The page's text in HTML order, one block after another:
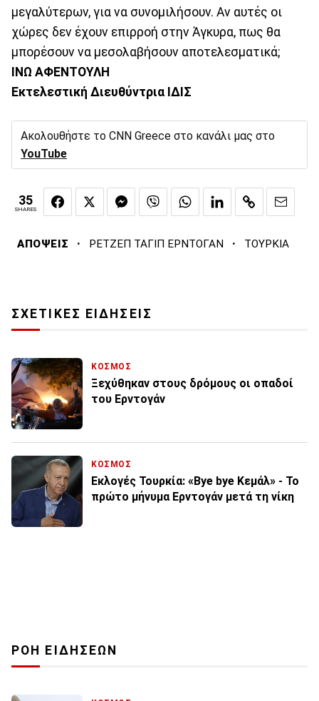
μεγαλύτερων, για να συνομιλήσουν. Αν αυτές οι
χώρες δεν έχουν επιρροή στην Άγκυρα, πως θα
μπορέσουν να μεσολαβήσουν αποτελεσματικά;
ΙΝΩ ΑΦΕΝΤΟΥΛΗ
Εκτελεστική Διευθύντρια ΙΔΙΣ
Ακολουθήστε το CNN Greece στο κανάλι μας στο
YouTube
35
SHARES
ΑΠΟΨΕΙΣ · ΡΕΤΖΕΠ ΤΑΓΙΠ ΕΡΝΤΟΓΑΝ · ΤΟΥΡΚΙΑ
ΣΧΕΤΙΚΕΣ ΕΙΔΗΣΕΙΣ
ΚΟΣΜΟΣ
Ξεχύθηκαν στους δρόμους οι οπαδοί
του Ερντογάν
ΚΟΣΜΟΣ
Εκλογές Τουρκία: «Bye bye Κεμάλ» - Το
πρώτο μήνυμα Ερντογάν μετά τη νίκη
ΡΟΗ ΕΙΔΗΣΕΩΝ